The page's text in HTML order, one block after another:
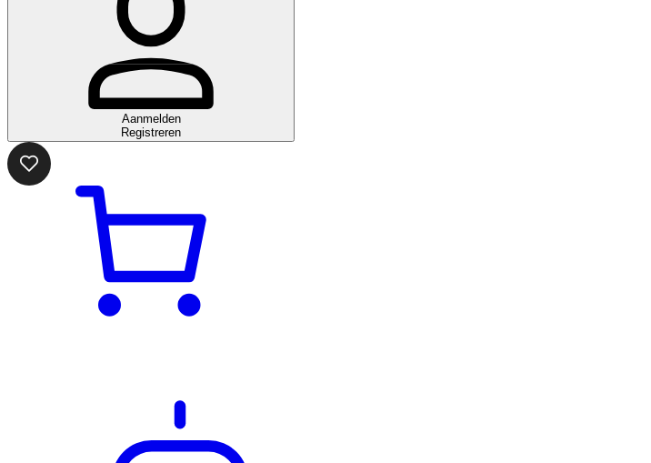
Aanmelden
Registreren